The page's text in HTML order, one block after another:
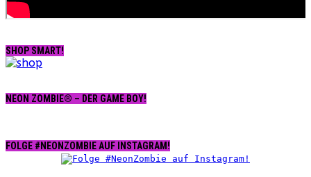
SHOP SMART!
NEON ZOMBIE® – DER GAME BOY!
FOLGE #NEONZOMBIE AUF INSTAGRAM!